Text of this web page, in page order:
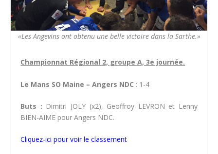
«Les Angevins ont obtenu une belle victoire dans la Sarthe.»
Championnat Régional 2, groupe A, 3e journée.
Le Mans SO Maine – Angers NDC : 1-4
Buts : Dimitri JOLY (x2), Geoffroy LEVRON et Lenny
BIEN-AIME pour Angers NDC.
Cliquez-ici pour voir le classement